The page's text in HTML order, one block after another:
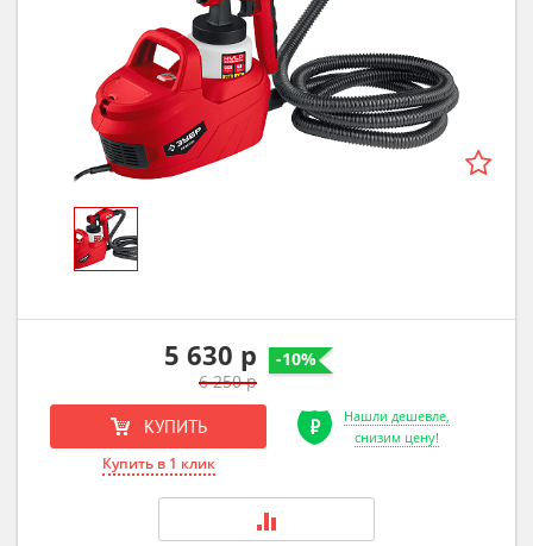
5 630 р
6 250 р
КУПИТЬ
Купить в 1 клик
Нашли дешевле,
снизим цену!
-10%